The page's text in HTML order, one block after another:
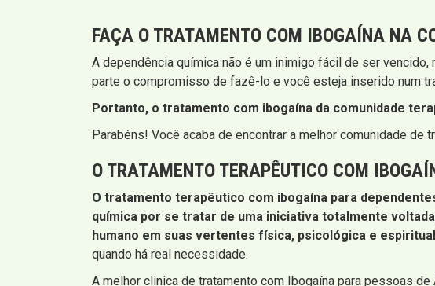
FAÇA O TRATAMENTO COM IBOGAÍNA NA
A dependência química não é um inimigo fácil de ser
parte o compromisso de fazê-lo e você esteja inserido num
Portanto, o tratamento com ibogaína da comunidade
Parabéns! Você acaba de encontrar a melhor comunidade
O TRATAMENTO TERAPÊUTICO COM
O tratamento terapêutico com ibogaína para
química por se tratar de uma iniciativa totalmente
humano em suas vertentes física, psicológica e
quando há real necessidade.
A melhor clinica de tratamento com Ibogaína para pessoas